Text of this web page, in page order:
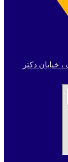
صدف ، خیابان دکتر